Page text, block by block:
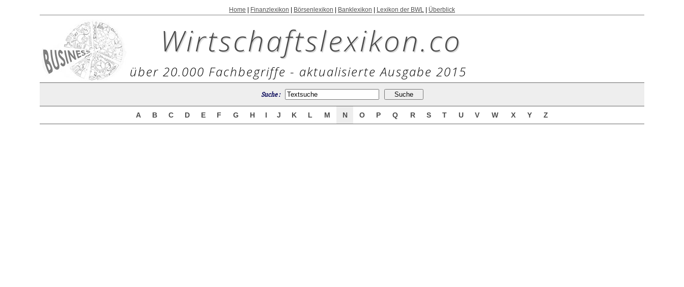
Home Finanzlexikon Börsenlexikon Banklexikon Lexikon der BWL Überblick
Wirtschaftslexikon.co
über 20.000 Fachbegriffe - aktualisierte Ausgabe 2015
Suche :
A B C D E F G H I J K L M N O P Q R S T U V W X Y Z